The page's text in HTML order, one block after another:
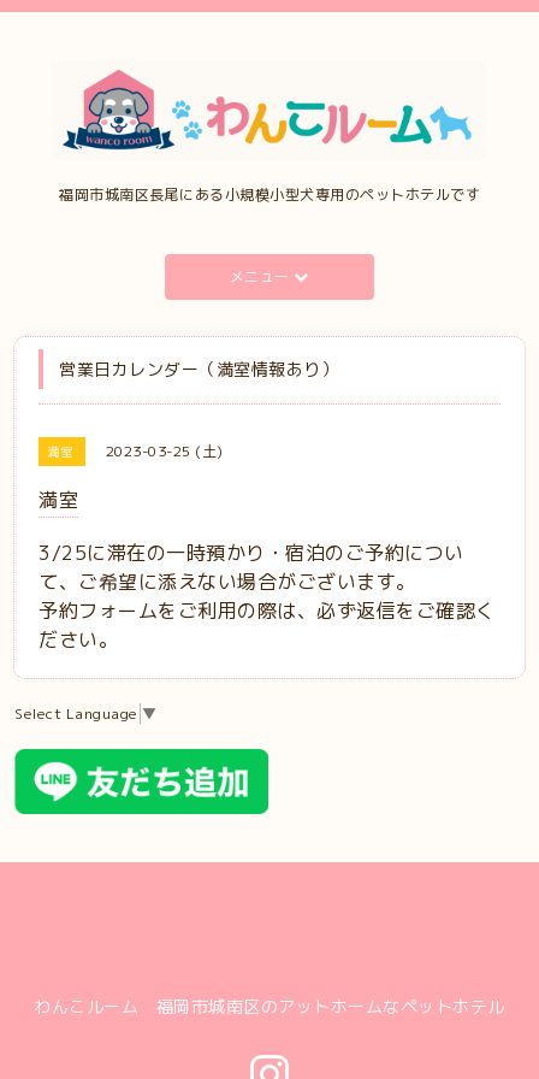
福岡市城南区長尾にある小規模小型犬専用のペットホテルです
メニュー
営業日カレンダー（満室情報あり）
満室 2023-03-25 (土)
満室
3/25に滞在の一時預かり・宿泊のご予約につい
て、ご希望に添えない場合がございます。
予約フォームをご利用の際は、必ず返信をご確認く
ださい。
Select Language ▼
わんこルーム 福岡市城南区のアットホームなペットホテル